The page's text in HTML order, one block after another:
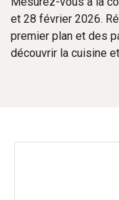
et 28 février 2026.
premier plan et des
découvrir la cuisine